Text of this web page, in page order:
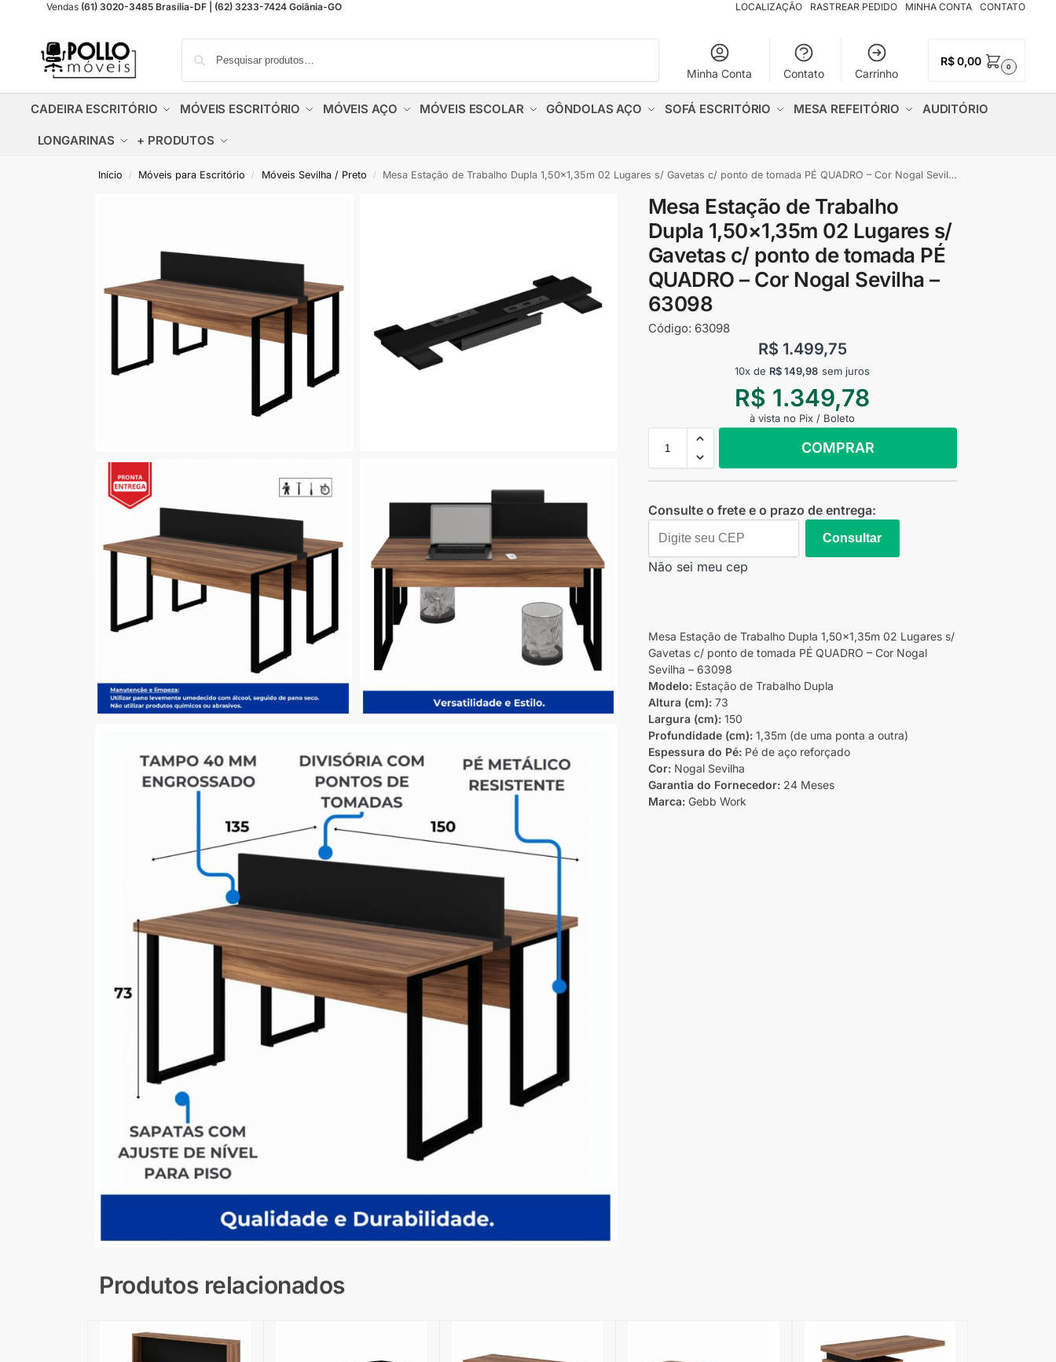
Vendas (61) 3020-3485 Brasília-DF | (62) 3233-7424 Goiânia-GO LOCALIZAÇÃO RASTREAR PEDIDO MINHA CONTA CONTATO
Minha Conta Contato Carrinho
R$0,00 0
CADEIRA ESCRITÓRIO MÓVEIS ESCRITÓRIO MÓVEIS AÇO MÓVEIS ESCOLAR GÔNDOLAS AÇO SOFÁ ESCRITÓRIO MESA REFEITÓRIO AUDITÓRIO
LONGARINAS + PRODUTOS
Início / Móveis para Escritório / Móveis Sevilha / Preto / Mesa Estação de Trabalho Dupla 1,50×1,35m 02 Lugares s/ Gavetas c/ ponto de tomada PÉ QUADRO – Cor Nogal Sevilha – 63098
Mesa Estação de Trabalho
Dupla 1,50×1,35m 02 Lugares s/
Gavetas c/ ponto de tomada PÉ
QUADRO – Cor Nogal Sevilha –
63098
Código: 63098
R$ 1.499,75
10x de R$149,98 sem juros
R$ 1.349,78
à vista no Pix / Boleto
COMPRAR
Consulte o frete e o prazo de entrega:
Consultar
Não sei meu cep
Mesa Estação de Trabalho Dupla 1,50×1,35m 02 Lugares s/
Gavetas c/ ponto de tomada PÉ QUADRO – Cor Nogal
Sevilha – 63098
Modelo:Estação de Trabalho Dupla
Altura (cm):73
Largura (cm):150
Profundidade (cm):1,35m (de uma ponta a outra)
Espessura do Pé:Pé de aço reforçado
Cor:Nogal Sevilha
Garantia do Fornecedor:24 Meses
Marca:Gebb Work
Produtos relacionados